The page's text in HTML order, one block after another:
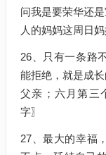
问我是要荣华还
人的妈妈这周日
26、只有一条路
能拒绝，就是成
父亲；六月第三
字〗
27、最大的幸福